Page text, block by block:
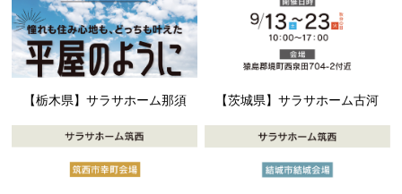
【栃木県】サラサホーム那須 【茨城県】サラサホーム古河